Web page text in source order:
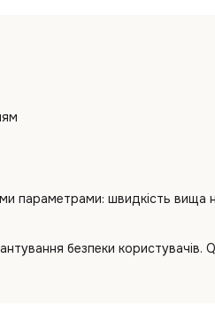
параметрами: швидкість вища
безпеки користувачів.